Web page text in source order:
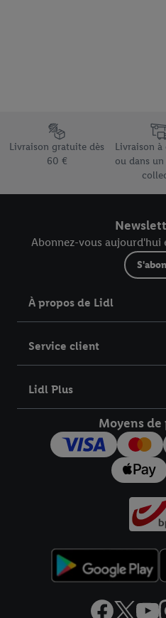
Élément du pied de page avec
Livraison gratuite dès
60 €
Livraison
ou dans
Abonnez-vous aujourd'hui
À propos de Lidl
Service client
Lidl Plus
Moyens